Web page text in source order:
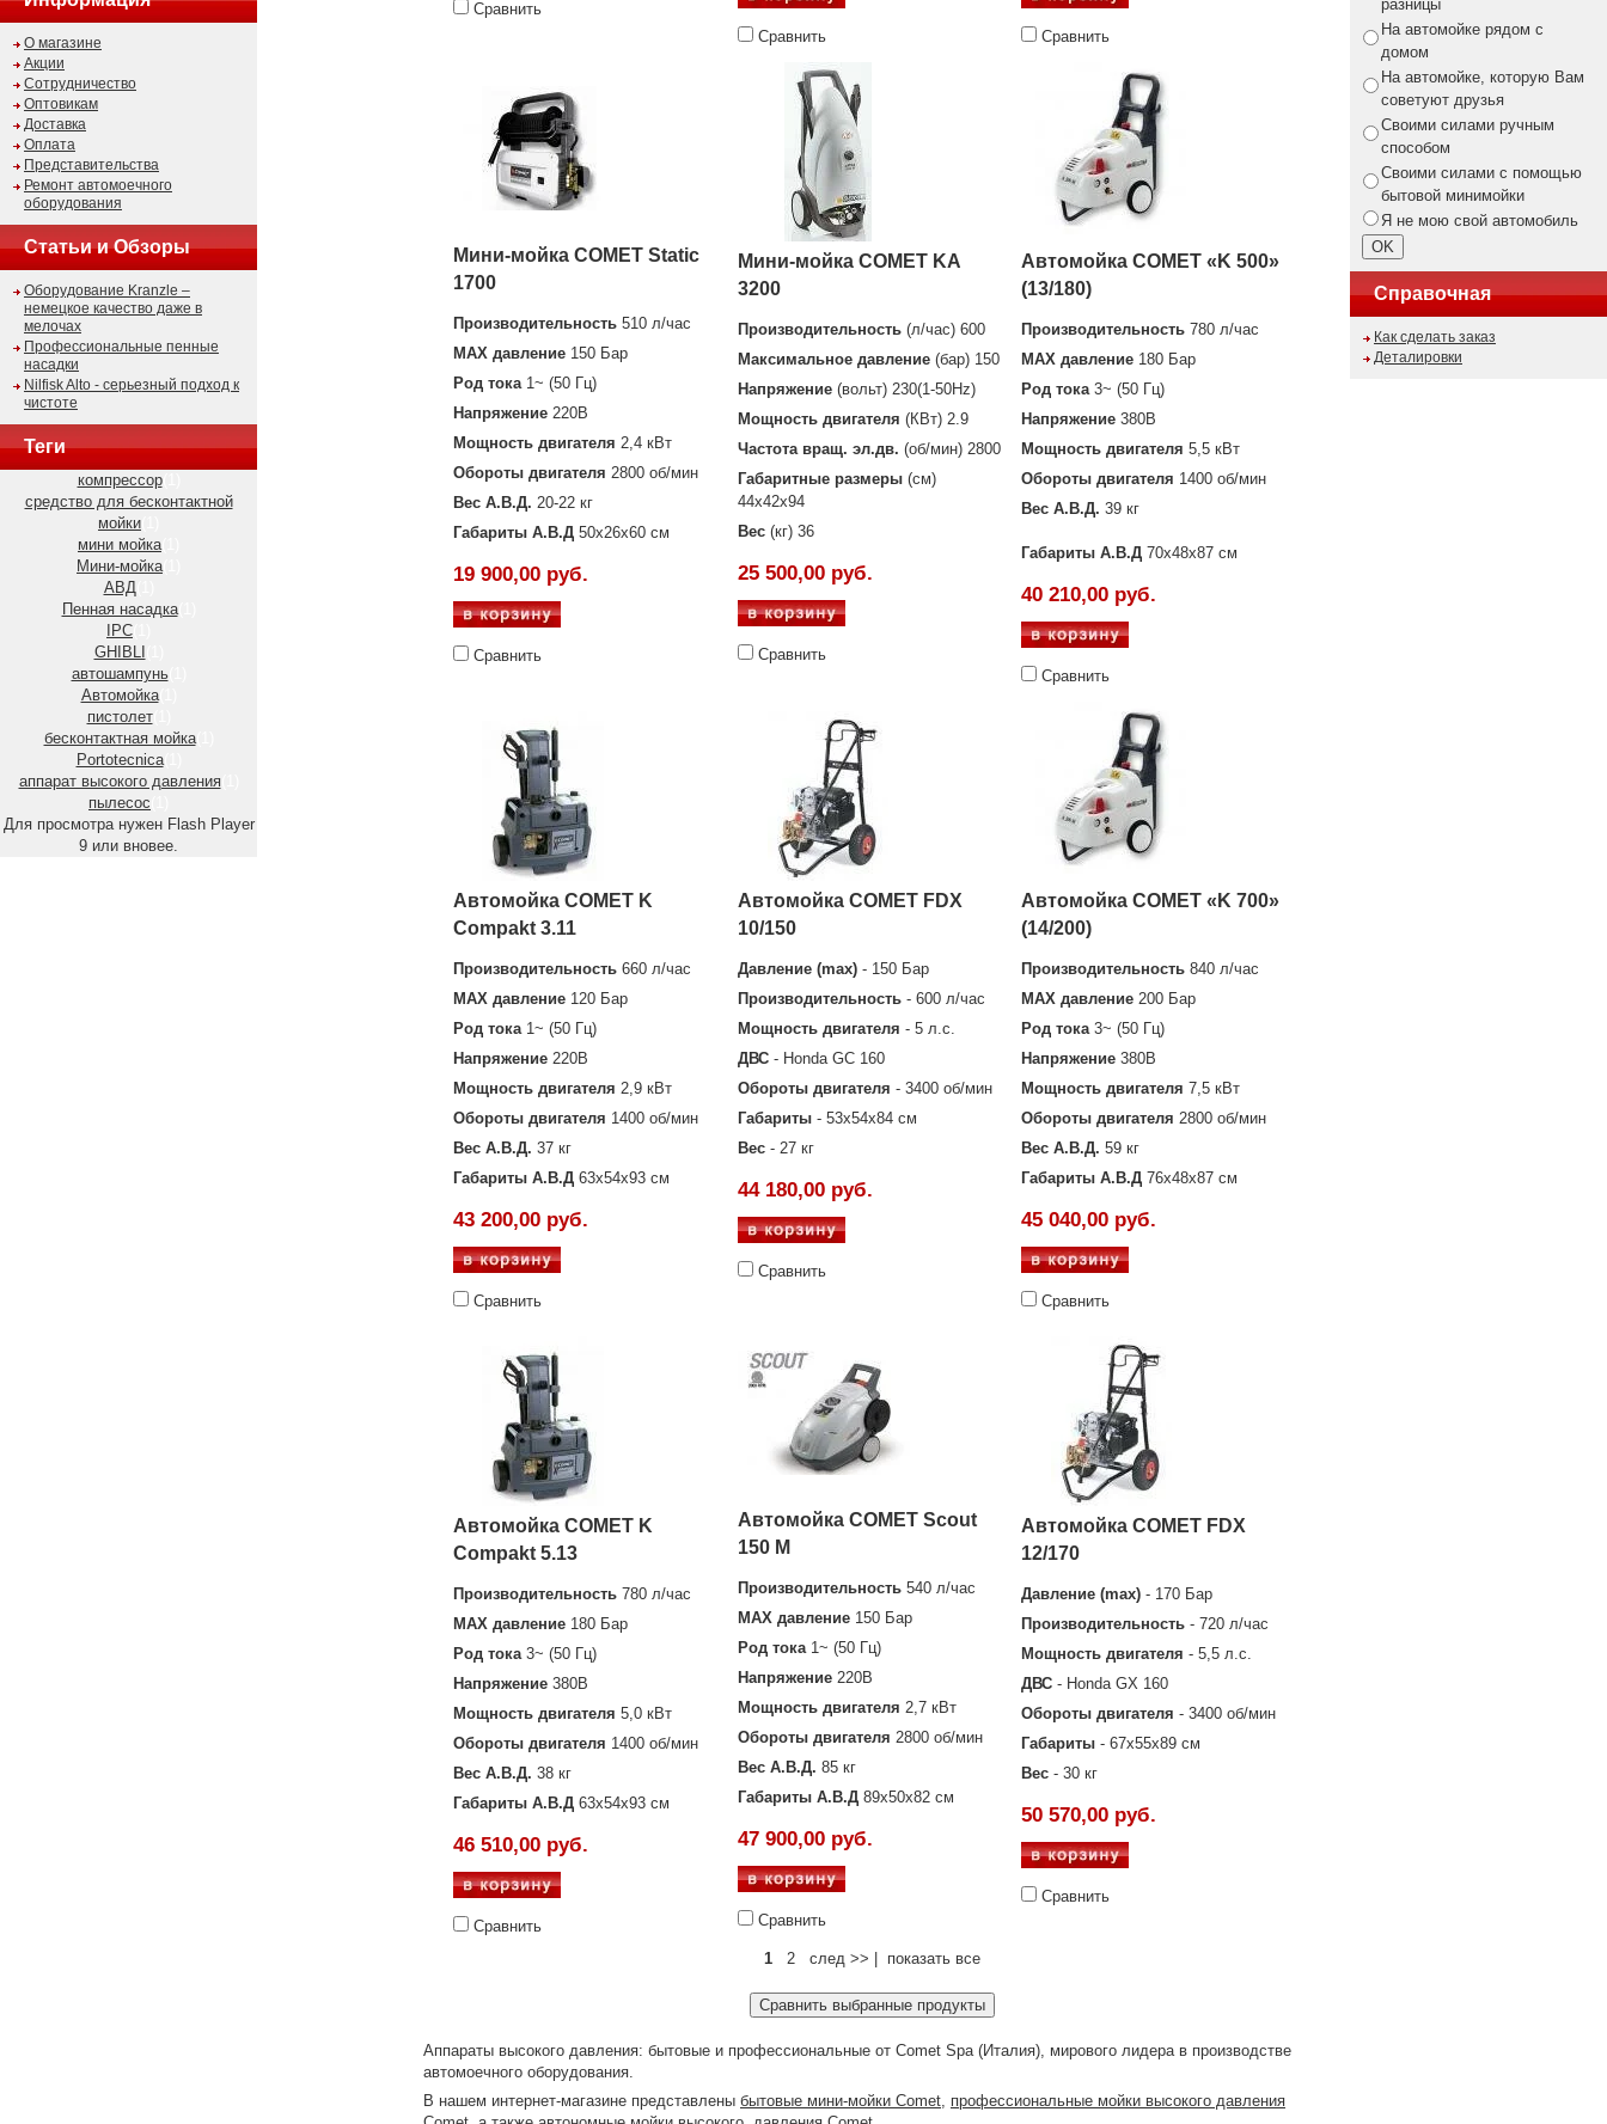
О магазине
Акции
Сотрудничество
Оптовикам
Доставка
Оплата
Представительства
Ремонт автомоечного
оборудования
Статьи и Обзоры
Оборудование Kranzle –
немецкое качество даже в
мелочах
Профессиональные пенные
насадки
Nilfisk Alto - серьезный подход к
чистоте
Теги
компрессор(1)
средство для бесконтактной
мойки
мини мойка(1)
Мини-мойка(1)
АВД(1)
Пенная насадка(1)
IPC
GHIBLI
автошампунь(1)
Автомойка(1)
пистолет(1)
бесконтактная мойка(1)
Portotecnica(1)
аппарат высокого давления(1)
пылесос
Для просмотра нужен Flash Player
9 или вновее.
Сравнить
Сравнить Сравнить
Мини-мойка COMET Static
1700
Производительность 510 л/час
MAX давление 150 Бар
Род тока 1~ (50 Гц)
Напряжение 220В
Мощность двигателя 2,4 кВт
Обороты двигателя 2800 об/мин
Вес А.В.Д. 20-22 кг
Габариты А.В.Д 50х26х60 см
19 900,00 руб.
Сравнить
Мини-мойка COMET KA
3200
Производительность (л/час) 600
Максимальное давление (бар) 150
Напряжение (вольт) 230(1-50Hz)
Мощность двигателя (КВт) 2.9
Частота вращ. эл.дв. (об/мин) 2800
Габаритные размеры (см)
44x42x94
Вес (кг) 36
25 500,00 руб.
Сравнить
Автомойка COMET «K 500»
(13/180)
Производительность 780 л/час
MAX давление 180 Бар
Род тока 3~ (50 Гц)
Напряжение 380В
Мощность двигателя 5,5 кВт
Обороты двигателя 1400 об/мин
Вес А.В.Д. 39 кг
Габариты А.В.Д 70х48х87 см
40 210,00 руб.
Сравнить
Автомойка COMET K
Compakt 3.11
Производительность 660 л/час
MAX давление 120 Бар
Род тока 1~ (50 Гц)
Напряжение 220В
Мощность двигателя 2,9 кВт
Обороты двигателя 1400 об/мин
Вес А.В.Д. 37 кг
Габариты А.В.Д 63х54х93 см
43 200,00 руб.
Сравнить
Автомойка COMET FDX
10/150
Давление (max) - 150 Бар
Производительность - 600 л/час
Мощность двигателя - 5 л.с.
ДВС - Honda GC 160
Обороты двигателя - 3400 об/мин
Габариты - 53х54х84 см
Вес - 27 кг
44 180,00 руб.
Сравнить
Автомойка COMET «K 700»
(14/200)
Производительность 840 л/час
MAX давление 200 Бар
Род тока 3~ (50 Гц)
Напряжение 380В
Мощность двигателя 7,5 кВт
Обороты двигателя 2800 об/мин
Вес А.В.Д. 59 кг
Габариты А.В.Д 76х48х87 см
45 040,00 руб.
Сравнить
Автомойка COMET K
Compakt 5.13
Производительность 780 л/час
MAX давление 180 Бар
Род тока 3~ (50 Гц)
Напряжение 380В
Мощность двигателя 5,0 кВт
Обороты двигателя 1400 об/мин
Вес А.В.Д. 38 кг
Габариты А.В.Д 63х54х93 см
46 510,00 руб.
Сравнить
Автомойка COMET Scout
150 M
Производительность 540 л/час
MAX давление 150 Бар
Род тока 1~ (50 Гц)
Напряжение 220В
Мощность двигателя 2,7 кВт
Обороты двигателя 2800 об/мин
Вес А.В.Д. 85 кг
Габариты А.В.Д 89х50х82 см
47 900,00 руб.
Сравнить
Автомойка COMET FDX
12/170
Давление (max) - 170 Бар
Производительность - 720 л/час
Мощность двигателя - 5,5 л.с.
ДВС - Honda GX 160
Обороты двигателя - 3400 об/мин
Габариты - 67х55х89 см
Вес - 30 кг
50 570,00 руб.
Сравнить
12 след >> | показать все
Аппараты высокого давления: бытовые и профессиональные от Comet Spa (Италия), мирового лидера в производстве
автомоечного оборудования.
В нашем интернет-магазине представлены бытовые мини-мойки Comet, профессиональные мойки высокого давления
разницы
На автомойке рядом с
домом
На автомойке, которую Вам
советуют друзья
Своими силами ручным
способом
Своими силами с помощью
бытовой минимойки
Я не мою свой автомобиль
Справочная
Как сделать заказ
Деталировки